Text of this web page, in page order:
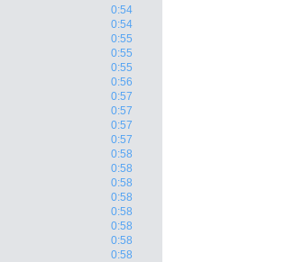
0:54
0:54
0:55
0:55
0:55
0:56
0:57
0:57
0:57
0:57
0:58
0:58
0:58
0:58
0:58
0:58
0:58
0:58